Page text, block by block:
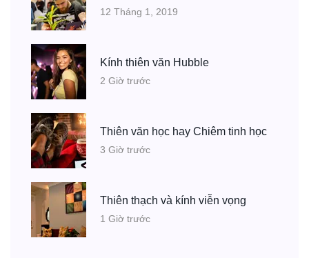
12 Tháng 1, 2019
Kính thiên văn Hubble
2 Giờ trước
Thiên văn học hay Chiêm tinh học
3 Giờ trước
Thiên thạch và kính viễn vọng
1 Giờ trước